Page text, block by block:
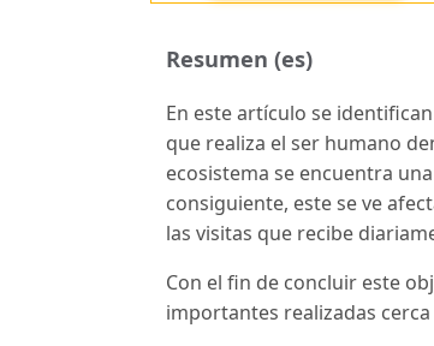
Resumen (es)
En este artículo se
que realiza el ser humano
ecosistema se encuentra
consiguiente, este se ve
las visitas que recibe
Con el fin de concluir este
importantes realizadas